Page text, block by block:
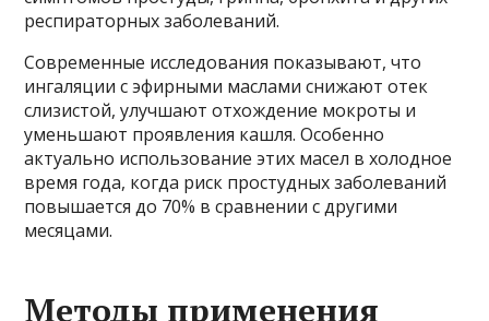
респираторных заболеваний.
Современные исследования показывают, что
ингаляции с эфирными маслами снижают отек
слизистой, улучшают отхождение мокроты и
уменьшают проявления кашля. Особенно
актуально использование этих масел в холодное
время года, когда риск простудных заболеваний
повышается до 70% в сравнении с другими
месяцами.
Методы применения